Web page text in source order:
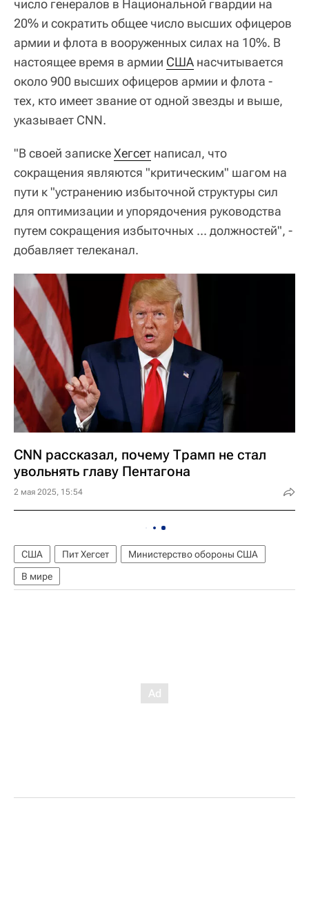
число генералов в Национальной гвардии на
20% и сократить общее число высших офицеров
армии и флота в вооруженных силах на 10%. В
настоящее время в армии США насчитывается
около 900 высших офицеров армии и флота -
тех, кто имеет звание от одной звезды и выше,
указывает CNN.
"В своей запискеХегсет написал, что
сокращения являются "критическим" шагом на
пути к "устранению избыточной структуры сил
для оптимизации и упорядочения руководства
путем сокращения избыточных ... должностей", -
добавляет телеканал.
CNN рассказал, почему Трамп не стал
увольнять главу Пентагона
2 мая 2025, 15:54
США Пит Хегсет
Министерство обороны США
В мире